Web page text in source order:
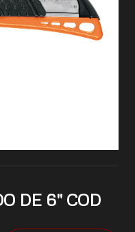
DE 6" COD